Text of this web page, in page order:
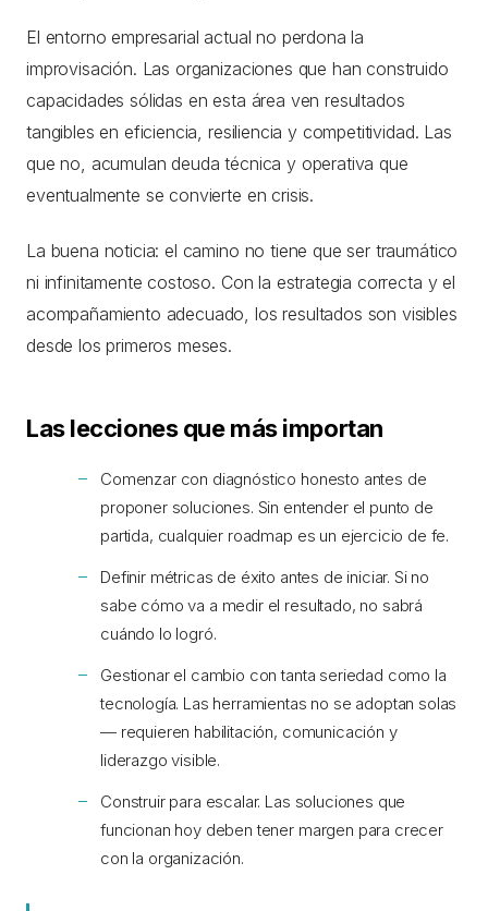
El entorno empresarial actual no perdona la
improvisación. Las organizaciones que han construido
capacidades sólidas en esta área ven resultados
tangibles en eficiencia, resiliencia y competitividad. Las
que no, acumulan deuda técnica y operativa que
eventualmente se convierte en crisis.
La buena noticia: el camino no tiene que ser traumático
ni infinitamente costoso. Con la estrategia correcta y el
acompañamiento adecuado, los resultados son visibles
desde los primeros meses.
Las lecciones que más importan
Comenzar con diagnóstico honesto antes de
proponer soluciones. Sin entender el punto de
partida, cualquier roadmap es un ejercicio de fe.
Definir métricas de éxito antes de iniciar. Si no
sabe cómo va a medir el resultado, no sabrá
cuándo lo logró.
Gestionar el cambio con tanta seriedad como la
tecnología. Las herramientas no se adoptan solas
— requieren habilitación, comunicación y
liderazgo visible.
Construir para escalar. Las soluciones que
funcionan hoy deben tener margen para crecer
con la organización.